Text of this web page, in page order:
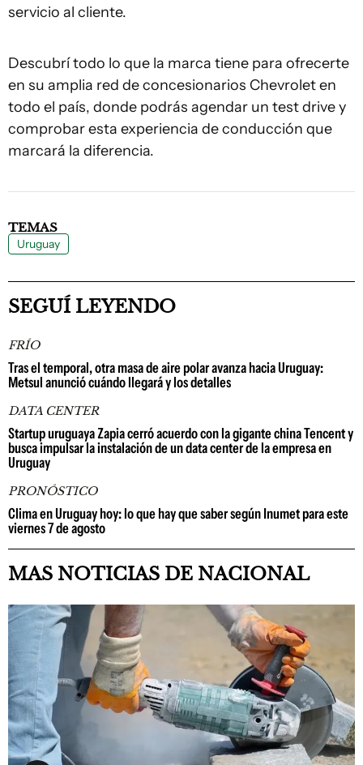
servicio al cliente.
Descubrí todo lo que la marca tiene para ofrecerte
en su amplia red de concesionarios Chevrolet en
todo el país, donde podrás agendar un test drive y
comprobar esta experiencia de conducción que
marcará la diferencia.
TEMAS
Uruguay
SEGUÍ LEYENDO
FRÍO
Tras el temporal, otra masa de aire polar avanza hacia Uruguay:
Metsul anunció cuándo llegará y los detalles
DATA CENTER
Startup uruguaya Zapia cerró acuerdo con la gigante china Tencent y
busca impulsar la instalación de un data center de la empresa en
Uruguay
PRONÓSTICO
Clima en Uruguay hoy: lo que hay que saber según Inumet para este
viernes 7 de agosto
MAS NOTICIAS DE NACIONAL